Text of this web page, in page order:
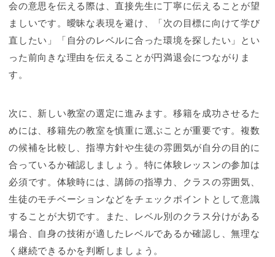
会の意思を伝える際は、直接先生に丁寧に伝えることが望
ましいです。曖昧な表現を避け、「次の目標に向けて学び
直したい」「自分のレベルに合った環境を探したい」とい
った前向きな理由を伝えることが円満退会につながりま
す。
次に、新しい教室の選定に進みます。移籍を成功させるた
めには、移籍先の教室を慎重に選ぶことが重要です。複数
の候補を比較し、指導方針や生徒の雰囲気が自分の目的に
合っているか確認しましょう。特に体験レッスンの参加は
必須です。体験時には、講師の指導力、クラスの雰囲気、
生徒のモチベーションなどをチェックポイントとして意識
することが大切です。また、レベル別のクラス分けがある
場合、自身の技術が適したレベルであるか確認し、無理な
く継続できるかを判断しましょう。